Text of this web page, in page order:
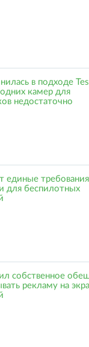
в подходе
камер для
недостаточно
единые требования
для беспилотных
собственное
рекламу на